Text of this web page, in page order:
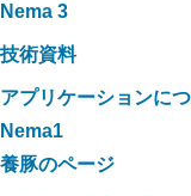
Nema 3
技術資料
アプリケーションに
Nema1
養豚のページ